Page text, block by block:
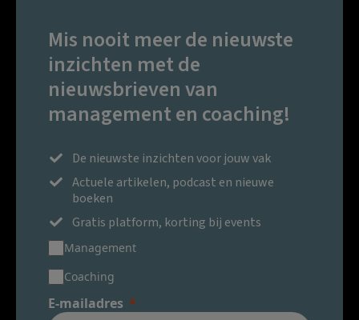
Mis nooit meer de nieuwste
inzichten met de
nieuwsbrieven van
management en coaching!
De nieuwste inzichten voor jouw vak
Actuele artikelen, podcast en nieuwe
boeken
Gratis platform, korting bij events
Management
Coaching
E-mailadres